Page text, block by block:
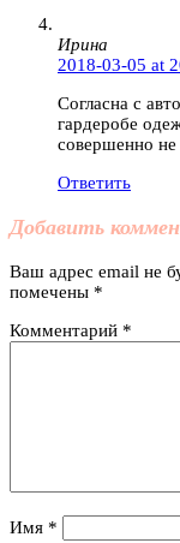
Ирина
2018-03-05 at
Согласна с
гардеробе
совершенно
Ответить
Добавить
Ваш адрес email не
помечены *
Комментарий *
Имя *